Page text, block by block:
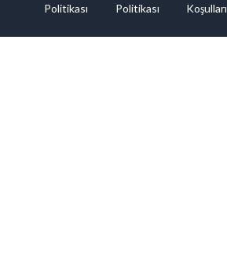
Politikası
Politikası
Koşulları